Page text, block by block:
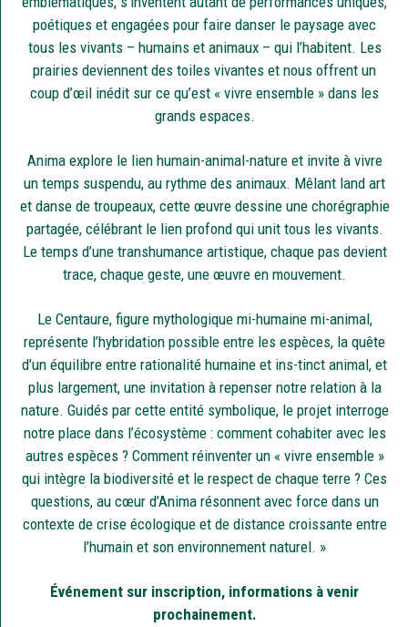
poétiques et engagées pour faire danser le paysage avec
tous les vivants – humains et animaux – qui l’habitent. Les
prairies deviennent des toiles vivantes et nous offrent un
coup d’œil inédit sur ce qu’est « vivre ensemble » dans les
grands espaces.
Anima explore le lien humain-animal-nature et invite à vivre
un temps suspendu, au rythme des animaux. Mêlant land art
et danse de troupeaux, cette œuvre dessine une chorégraphie
partagée, célébrant le lien profond qui unit tous les vivants.
Le temps d’une transhumance artistique, chaque pas devient
trace, chaque geste, une œuvre en mouvement.
Le Centaure, figure mythologique mi-humaine mi-animal,
représente l’hybridation possible entre les espèces, la quête
d’un équilibre entre rationalité humaine et ins-tinct animal, et
plus largement, une invitation à repenser notre relation à la
nature. Guidés par cette entité symbolique, le projet interroge
notre place dans l’écosystème : comment cohabiter avec les
autres espèces ? Comment réinventer un « vivre ensemble »
qui intègre la biodiversité et le respect de chaque terre ? Ces
questions, au cœur d’Anima résonnent avec force dans un
contexte de crise écologique et de distance croissante entre
l’humain et son environnement naturel. »
Événement sur inscription, informations à venir
prochainement.